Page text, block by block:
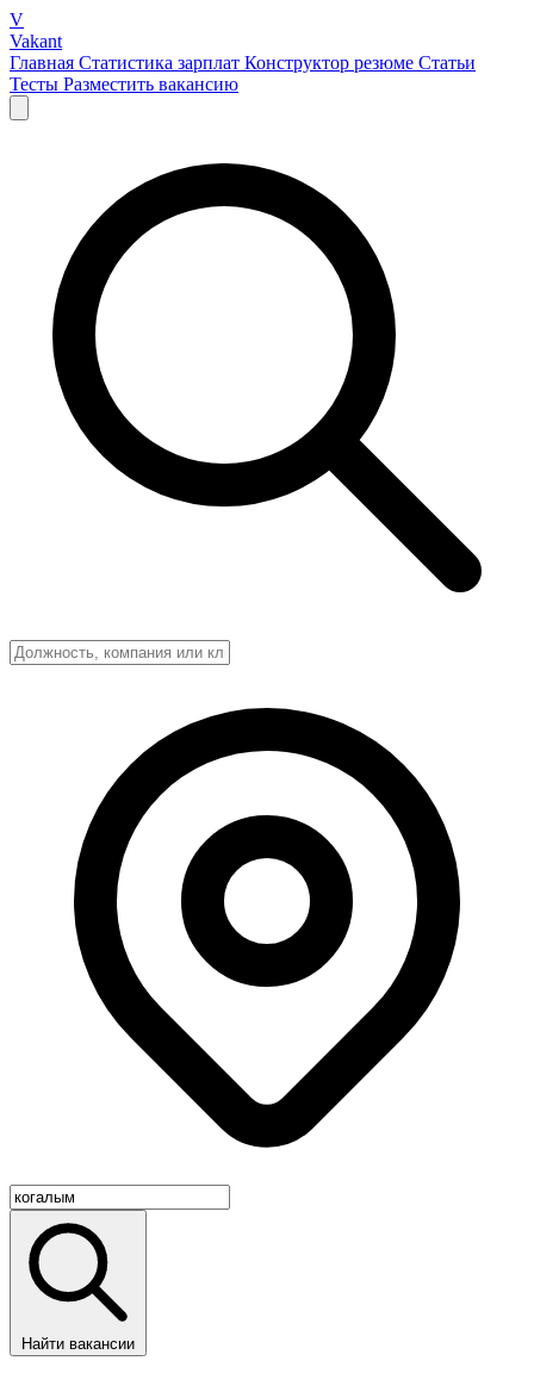
V
Vakant
Главная Статистика зарплат Конструктор резюме Статьи
Тесты Разместить вакансию
Найти вакансии